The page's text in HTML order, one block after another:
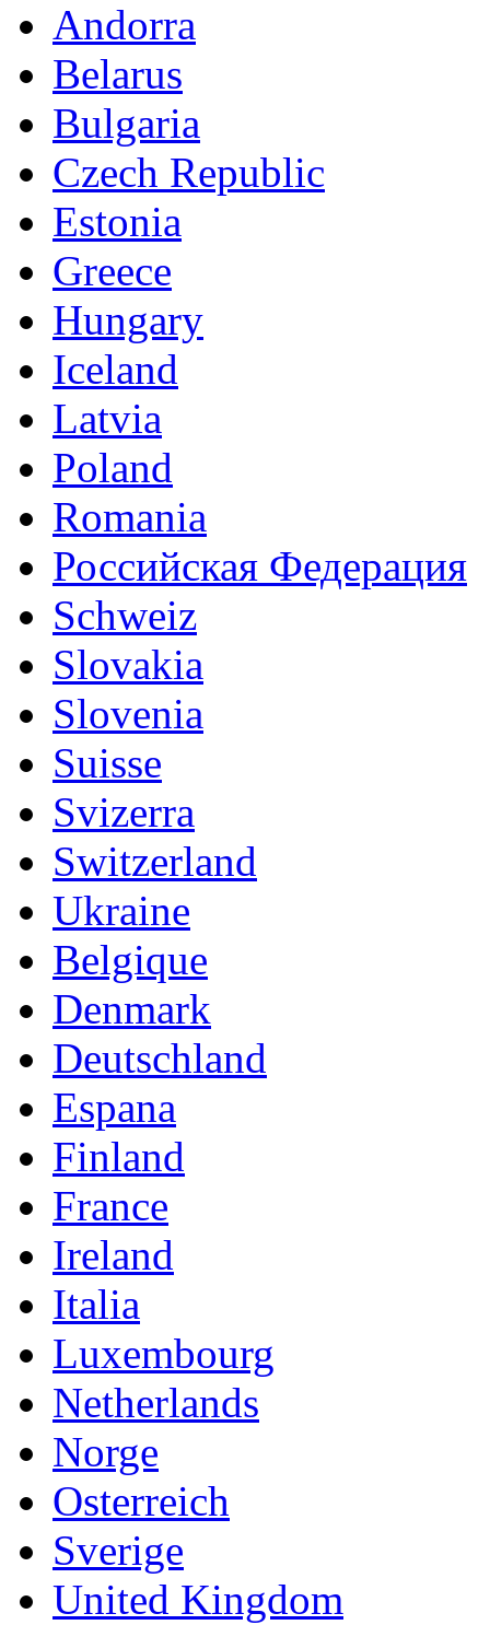
Andorra
Belarus
Bulgaria
Czech Republic
Estonia
Greece
Hungary
Iceland
Latvia
Poland
Romania
Российская Федерация
Schweiz
Slovakia
Slovenia
Suisse
Svizerra
Switzerland
Ukraine
Belgique
Denmark
Deutschland
Espana
Finland
France
Ireland
Italia
Luxembourg
Netherlands
Norge
Osterreich
Sverige
United Kingdom